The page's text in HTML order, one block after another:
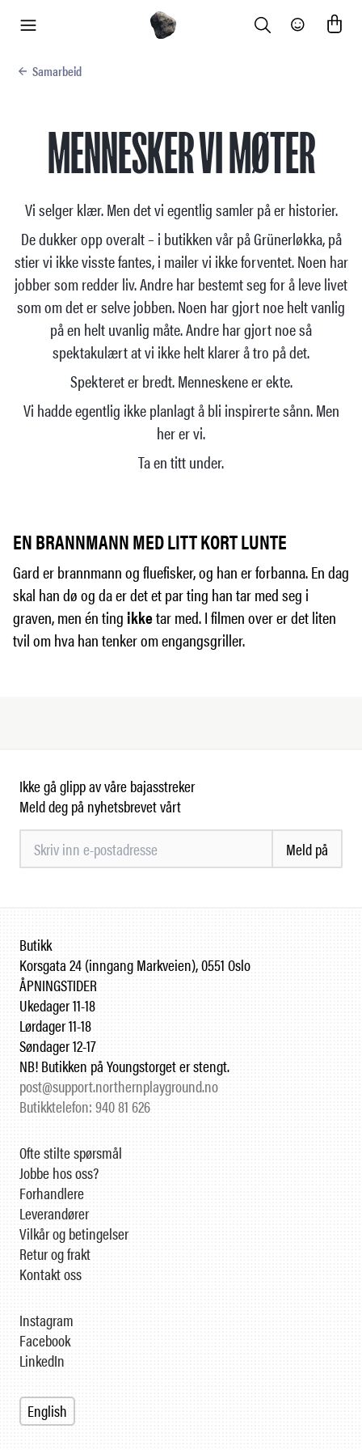
Search Community
Samarbeid
MENNESKER VI MØTER
Vi selger klær. Men det vi egentlig samler på er historier.
De dukker opp overalt – i butikken vår på Grünerløkka, på
stier vi ikke visste fantes, i mailer vi ikke forventet. Noen har
jobber som redder liv. Andre har bestemt seg for å leve livet
som om det er selve jobben. Noen har gjort noe helt vanlig
på en helt uvanlig måte. Andre har gjort noe så
spektakulært at vi ikke helt klarer å tro på det.
Spekteret er bredt. Menneskene er ekte.
Vi hadde egentlig ikke planlagt å bli inspirerte sånn. Men
her er vi.
Ta en titt under.
EN BRANNMANN MED LITT KORT LUNTE
Gard er brannmann og fluefisker, og han er forbanna. En dag
skal han dø og da er det et par ting han tar med seg i
graven, men én ting ikketar med. I filmen over er det liten
tvil om hva han tenker om engangsgriller.
Ikke gå glipp av våre bajasstreker
Meld deg på nyhetsbrevet vårt
Meld på
Butikk
Korsgata 24 (inngang Markveien), 0551 Oslo
ÅPNINGSTIDER
Ukedager 11-18
Lørdager 11-18
Søndager 12-17
NB! Butikken på Youngstorget er stengt.
post@support.northernplayground.no
Butikktelefon: 940 81 626
Ofte stilte spørsmål
Jobbe hos oss?
Forhandlere
Leverandører
Vilkår og betingelser
Retur og frakt
Kontakt oss
Instagram
Facebook
LinkedIn
English